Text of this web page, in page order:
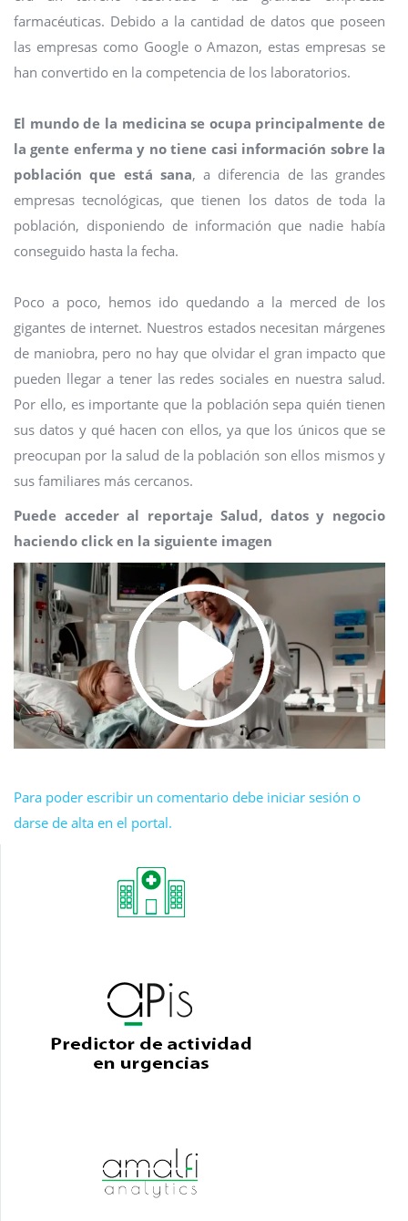
farmacéuticas. Debido a la cantidad de datos que poseen
las empresas como Google o Amazon, estas empresas se
han convertido en la competencia de los laboratorios.
El mundo de la medicina se ocupa principalmente de
la gente enferma y no tiene casi información sobre la
población que está sana, a diferencia de las grandes
empresas tecnológicas, que tienen los datos de toda la
población, disponiendo de información que nadie había
conseguido hasta la fecha.
Poco a poco, hemos ido quedando a la merced de los
gigantes de internet. Nuestros estados necesitan márgenes
de maniobra, pero no hay que olvidar el gran impacto que
pueden llegar a tener las redes sociales en nuestra salud.
Por ello, es importante que la población sepa quién tienen
sus datos y qué hacen con ellos, ya que los únicos que se
preocupan por la salud de la población son ellos mismos y
sus familiares más cercanos.
Puede acceder al reportaje Salud, datos y negocio
haciendo click en la siguiente imagen
Para poder escribir un comentario debe iniciar sesión o
darse de alta en el portal.